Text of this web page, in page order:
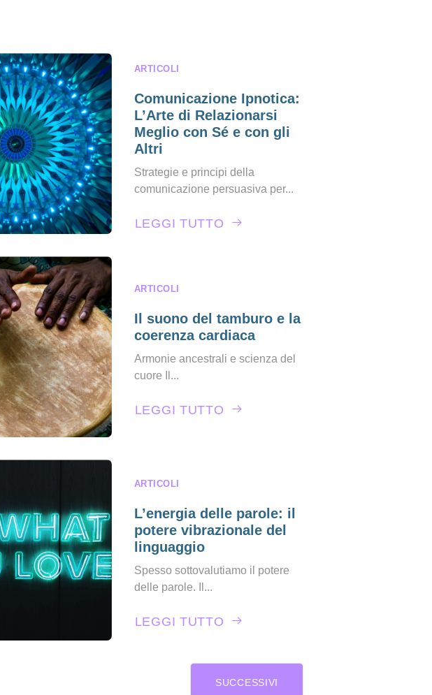
ARTICOLI
Comunicazione Ipnotica:
L’Arte di Relazionarsi
Meglio con Sé e con gli
Altri
Strategie e principi della
comunicazione persuasiva per...
LEGGI TUTTO
ARTICOLI
Il suono del tamburo e la
coerenza cardiaca
Armonie ancestrali e scienza del
cuore Il...
LEGGI TUTTO
ARTICOLI
L’energia delle parole: il
potere vibrazionale del
linguaggio
Spesso sottovalutiamo il potere
delle parole. Il...
LEGGI TUTTO
SUCCESSIVI